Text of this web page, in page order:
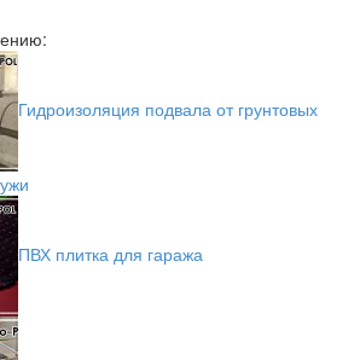
Гидроизоляция подвала от грунтовых
ПВХ плитка для гаража